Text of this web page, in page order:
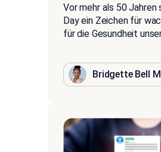
Vor mehr als 50
Day ein Zeichen für
für die Gesundheit
Bridgette Bell